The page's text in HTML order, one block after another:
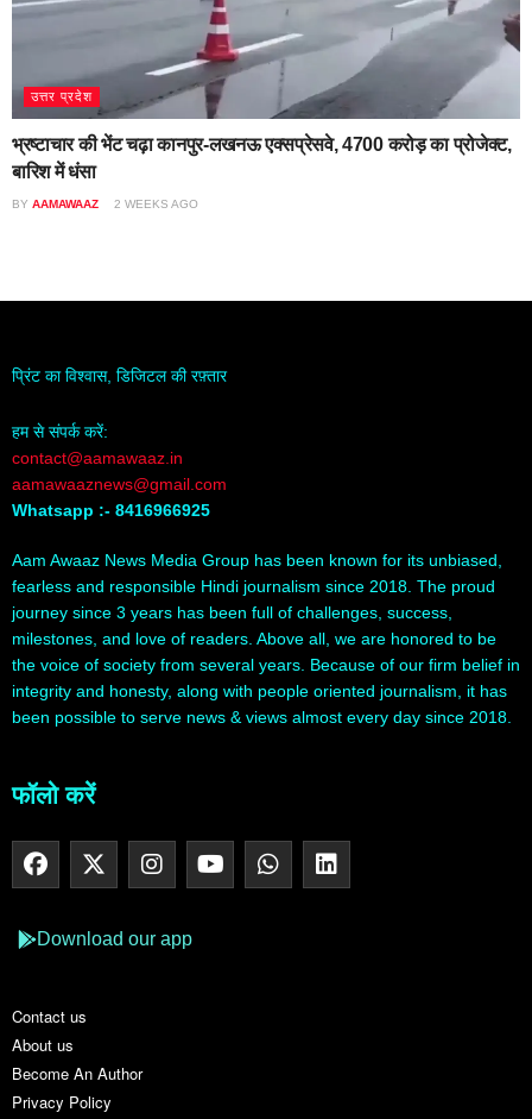
उत्तर प्रदेश
भ्रष्टाचार की भेंट चढ़ा कानपुर-लखनऊ एक्सप्रेसवे, 4700 करोड़ का प्रोजेक्ट,
बारिश में धंसा
BY AAMAWAAZ 2 WEEKS AGO
प्रिंट का विश्वास, डिजिटल की रफ़्तार
हम से संपर्क करें:
contact@aamawaaz.in
aamawaaznews@gmail.com
Whatsapp :- 8416966925
Aam Awaaz News Media Group has been known for its unbiased,
fearless and responsible Hindi journalism since 2018. The proud
journey since 3 years has been full of challenges, success,
milestones, and love of readers. Above all, we are honored to be
the voice of society from several years. Because of our firm belief in
integrity and honesty, along with people oriented journalism, it has
been possible to serve news & views almost every day since 2018.
फॉलो करें
Download our app
Contact us
About us
Become An Author
Privacy Policy